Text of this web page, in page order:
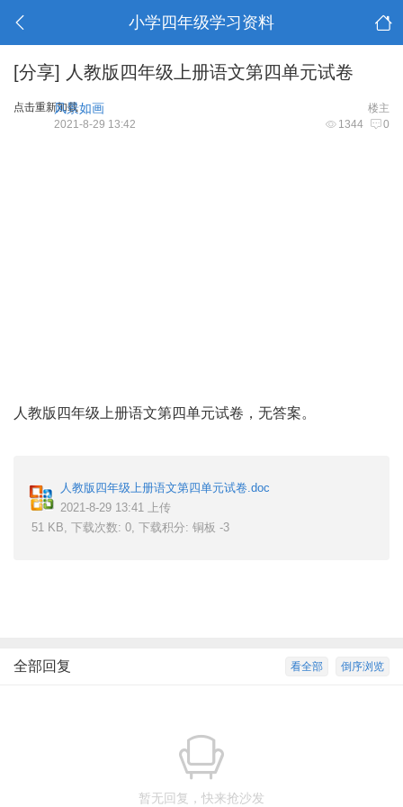
小学四年级学习资料
[分享] 人教版四年级上册语文第四单元试卷
点击重新加载 楼主
风景如画
1344 0
2021-8-29 13:42
人教版四年级上册语文第四单元试卷，无答案。
人教版四年级上册语文第四单元试卷.doc
2021-8-29 13:41 上传
51 KB, 下载次数: 0, 下载积分: 铜板 -3
倒序浏览
看全部
全部回复
暂无回复，快来抢沙发